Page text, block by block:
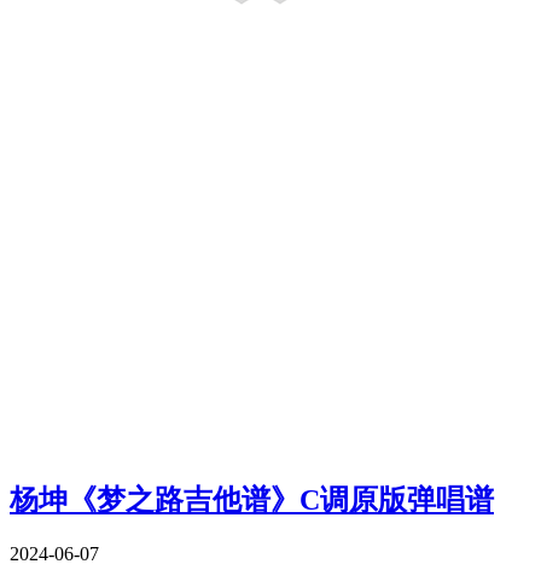
杨坤《梦之路吉他谱》C调原版弹唱谱
2024-06-07